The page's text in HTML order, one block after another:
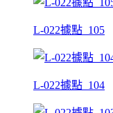
L-022據點_105
L-022據點_104